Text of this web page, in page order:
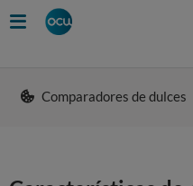
Comparadores de dulces